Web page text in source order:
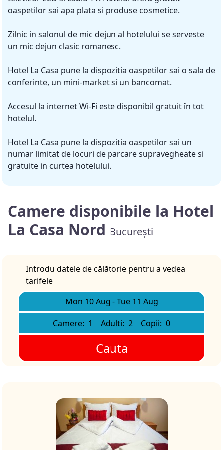
oaspetilor sai apa plata si produse cosmetice.
Zilnic in salonul de mic dejun al hotelului se serveste
un mic dejun clasic romanesc.
Hotel La Casa pune la dispozitia oaspetilor sai o sala de
conferinte, un mini-market si un bancomat.
Accesul la internet Wi-Fi este disponibil gratuit în tot
hotelul.
Hotel La Casa pune la dispozitia oaspetilor sai un
numar limitat de locuri de parcare supravegheate si
gratuite in curtea hotelului.
Camere disponibile la Hotel
La Casa Nord București
Introdu datele de călătorie pentru a vedea
tarifele
Mon 10 Aug -Tue 11 Aug
Camere: 1 Adulti: 2 Copii: 0
Cauta